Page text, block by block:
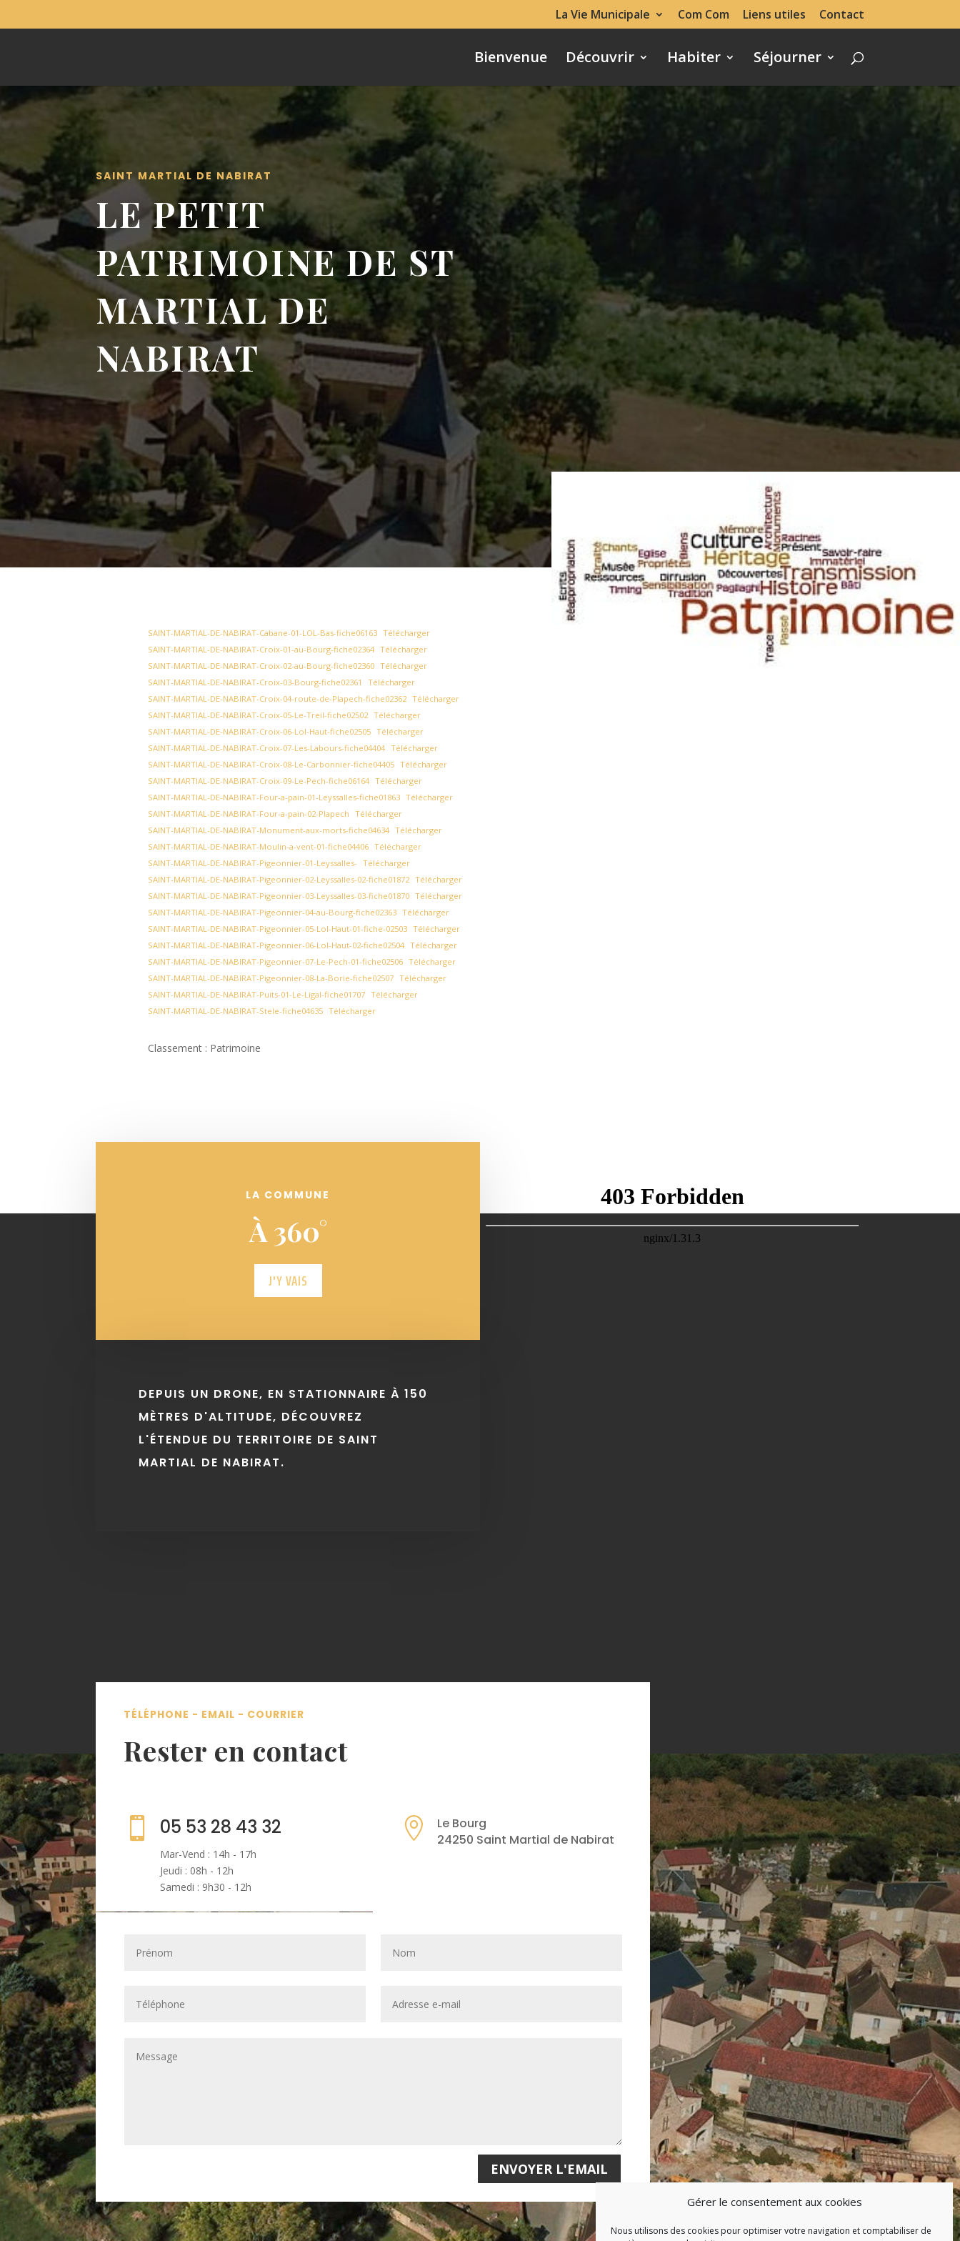
Gérer le consentement aux cookies
Nous utilisons des cookies pour optimiser votre navigation et comptabiliser de
La Vie Municipale Com Com Liens utiles Contact
Bienvenue Découvrir Habiter Séjourner
SAINT MARTIAL DE NABIRAT
LE PETIT
PATRIMOINE DE ST
MARTIAL DE
NABIRAT
SAINT-MARTIAL-DE-NABIRAT-Cabane-01-LOL-Bas-fiche06163 Télécharger
SAINT-MARTIAL-DE-NABIRAT-Croix-01-au-Bourg-fiche02364 Télécharger
SAINT-MARTIAL-DE-NABIRAT-Croix-02-au-Bourg-fiche02360 Télécharger
SAINT-MARTIAL-DE-NABIRAT-Croix-03-Bourg-fiche02361
Télécharger
SAINT-MARTIAL-DE-NABIRAT-Croix-04-route-de-Plapech-fiche02362 Télécharger
SAINT-MARTIAL-DE-NABIRAT-Croix-05-Le-Treil-fiche02502 Télécharger
SAINT-MARTIAL-DE-NABIRAT-Croix-06-Lol-Haut-fiche02505 Télécharger
SAINT-MARTIAL-DE-NABIRAT-Croix-07-Les-Labours-fiche04404 Télécharger
SAINT-MARTIAL-DE-NABIRAT-Croix-08-Le-Carbonnier-fiche04405 Télécharger
SAINT-MARTIAL-DE-NABIRAT-Croix-09-Le-Pech-fiche06164 Télécharger
SAINT-MARTIAL-DE-NABIRAT-Four-a-pain-01-Leyssalles-fiche01863 Télécharger
SAINT-MARTIAL-DE-NABIRAT-Four-a-pain-02-Plapech
Télécharger
SAINT-MARTIAL-DE-NABIRAT-Monument-aux-morts-fiche04634 Télécharger
SAINT-MARTIAL-DE-NABIRAT-Moulin-a-vent-01-fiche04406 Télécharger
SAINT-MARTIAL-DE-NABIRAT-Pigeonnier-01-Leyssalles-
Télécharger
SAINT-MARTIAL-DE-NABIRAT-Pigeonnier-02-Leyssalles-02-fiche01872 Télécharger
SAINT-MARTIAL-DE-NABIRAT-Pigeonnier-03-Leyssalles-03-fiche01870 Télécharger
SAINT-MARTIAL-DE-NABIRAT-Pigeonnier-04-au-Bourg-fiche02363 Télécharger
SAINT-MARTIAL-DE-NABIRAT-Pigeonnier-05-Lol-Haut-01-fiche-02503 Télécharger
SAINT-MARTIAL-DE-NABIRAT-Pigeonnier-06-Lol-Haut-02-fiche02504 Télécharger
SAINT-MARTIAL-DE-NABIRAT-Pigeonnier-07-Le-Pech-01-fiche02506 Télécharger
SAINT-MARTIAL-DE-NABIRAT-Pigeonnier-08-La-Borie-fiche02507 Télécharger
SAINT-MARTIAL-DE-NABIRAT-Puits-01-Le-Ligal-fiche01707 Télécharger
SAINT-MARTIAL-DE-NABIRAT-Stele-fiche04635 Télécharger
Classement : Patrimoine
LA COMMUNE
À 360°
J'Y VAIS
DEPUIS UN DRONE, EN STATIONNAIRE À 150
MÈTRES D'ALTITUDE, DÉCOUVREZ
L'ÉTENDUE DU TERRITOIRE DE SAINT
MARTIAL DE NABIRAT.
TÉLÉPHONE - EMAIL - COURRIER
Rester en contact
 05 53 28 43 32
Mar-Vend : 14h - 17h
Jeudi : 08h - 12h
Samedi : 9h30 - 12h

Le Bourg
24250 Saint Martial de Nabirat
ENVOYER L'EMAIL